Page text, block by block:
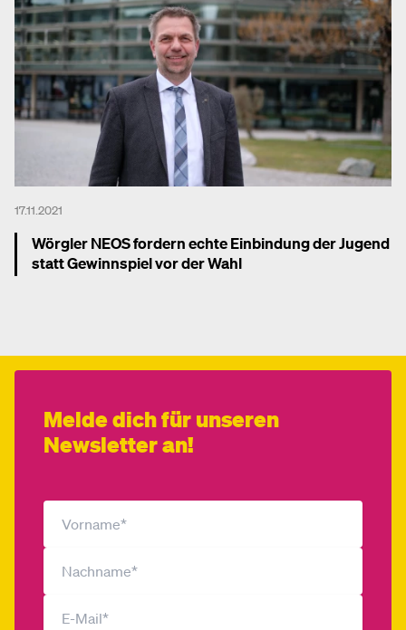
17.11.2021
Wörgler NEOS fordern echte Einbindung der Jugend
statt Gewinnspiel vor der Wahl
Melde dich für unseren
Newsletter an!